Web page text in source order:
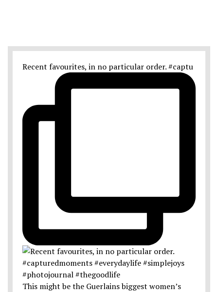
Recent favourites, in no particular order. #captu
This might be the Guerlains biggest women’s